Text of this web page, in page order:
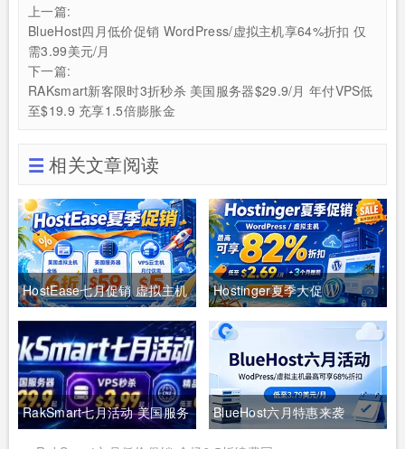
上一篇:
BlueHost四月低价促销 WordPress/虚拟主机享64%折扣 仅
需3.99美元/月
下一篇:
RAKsmart新客限时3折秒杀 美国服务器$29.9/月 年付VPS低
至$19.9 充享1.5倍膨胀金
相关文章阅读
HostEase七月促销 虚拟主机
全场6折 美国服务器仅$49 年
付VPS低至$34.9 RTX5090
新购立减$100
Hostinger夏季大促
WordPress/虚拟主机最高可
享82%折扣 低至$2.69/月+3
个月赠期
RakSmart七月活动 美国服务
BlueHost六月特惠来袭